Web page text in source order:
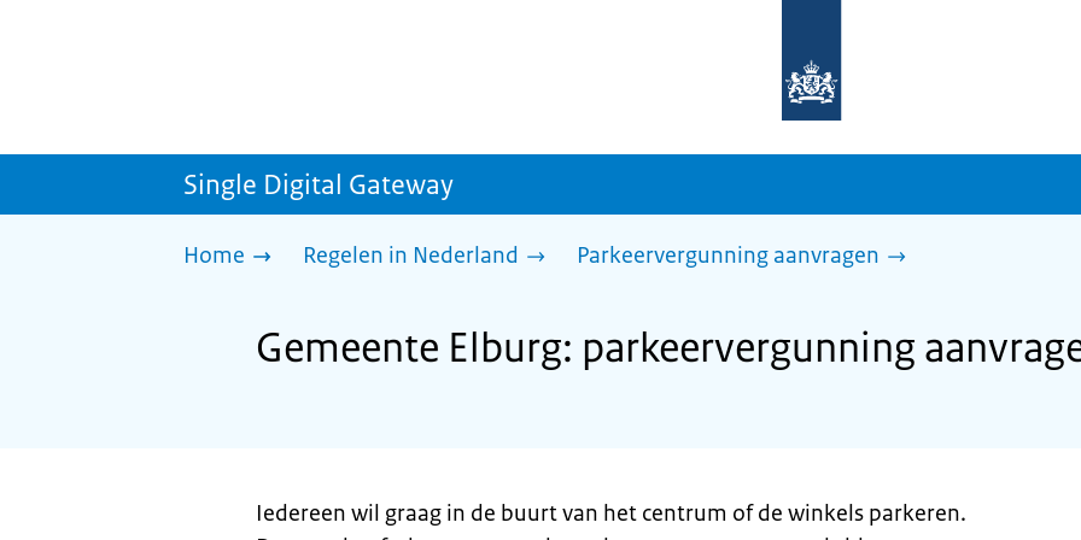
homepage
sdg.rijksoverheid.nl
Single Digital Gateway
Home Regelen in Nederland Parkeervergunning aanvragen
Gemeente Elburg: parkeervergunning
Iedereen wil graag in de buurt van het centrum of de winkels parkeren.